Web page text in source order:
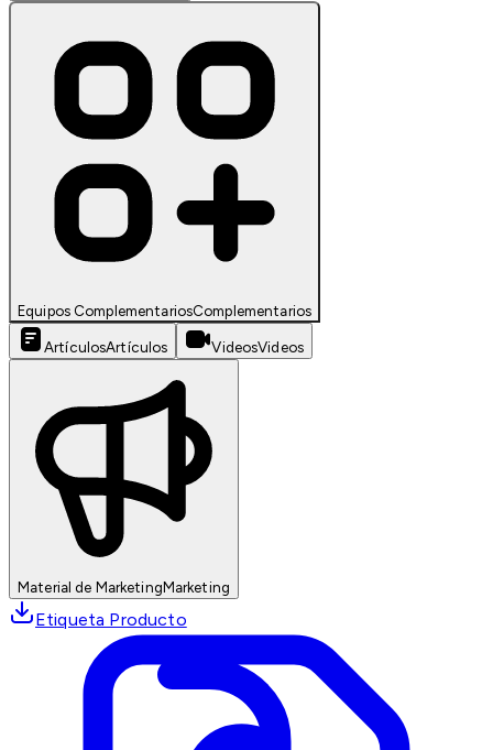
Equipos ComplementariosComplementarios
ArtículosArtículos VideosVideos
Material de MarketingMarketing
Etiqueta Producto